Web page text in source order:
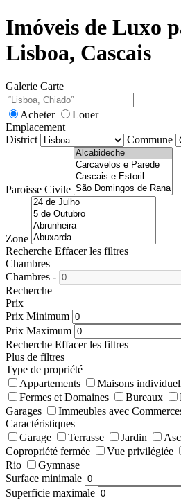
Imóveis de Luxo
Lisboa, Cascais
Galerie Carte
Acheter
Louer
Emplacement
District
Commune
Paroisse Civile
Zone
Recherche Effacer les filtres
Chambres
Chambres -
Recherche
Prix
Prix Minimum
Prix Maximum
Recherche Effacer les filtres
Plus de filtres
Type de propriété
Appartements
Maisons
Fermes et Domaines
Bureaux
Garages
Immeubles avec
Caractéristiques
Garage
Terrasse Jardin
Copropriété fermée
Vue privilégiée
Rio
Gymnase
Surface minimale
Superficie maximale